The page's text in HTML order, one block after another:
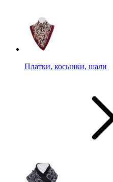
Платки, косынки, шали